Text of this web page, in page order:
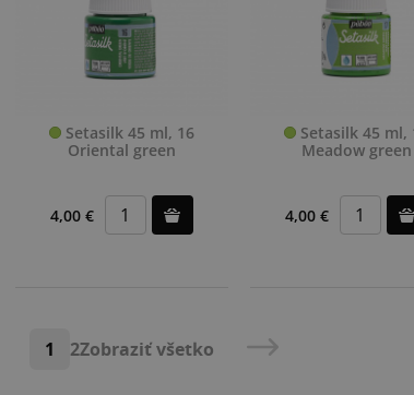
Setasilk 45 ml, 16
Oriental green
4,00 €
Setasilk 45 ml,
Meadow green
4,00 €
1 2Zobraziť všetko